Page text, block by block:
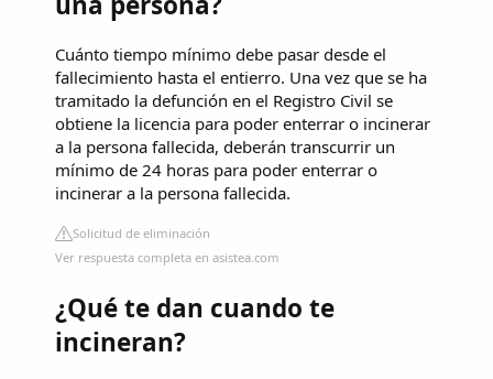
Cuánto tiempo mínimo debe pasar desde el
fallecimiento hasta el entierro. Una vez que se ha
tramitado la defunción en el Registro Civil se
obtiene la licencia para poder enterrar o incinerar
a la persona fallecida, deberán transcurrir un
mínimo de 24 horas para poder enterrar o
incinerar a la persona fallecida.
Solicitud de eliminación
Ver respuesta completa en asistea.com
¿Qué te dan cuando te
incineran?